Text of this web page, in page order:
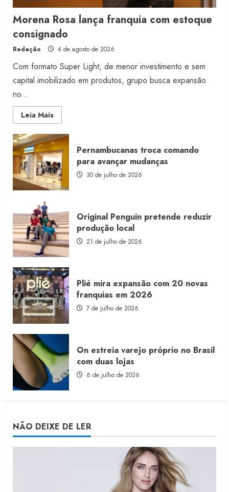
Morena Rosa lança franquia com estoque
consignado
Redação 4 de agosto de 2026
Com formato Super Light, de menor investimento e sem
capital imobilizado em produtos, grupo busca expansão
no...
Leia MaisRead
more
Morena
Rosa
lança
franquia
com
estoque
consignado
Pernambucanas troca comando
para avançar mudanças
30 de julho de 2026
Original Penguin pretende reduzir
produção local
21 de julho de 2026
Plié mira expansão com 20 novas
franquias em 2026
7 de julho de 2026
On estreia varejo próprio no Brasil
com duas lojas
6 de julho de 2026
NÃO DEIXE DE LER